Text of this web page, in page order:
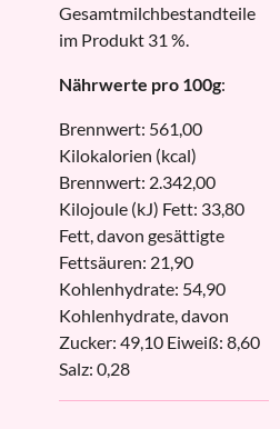
Gesamtmilchbestandteile
im Produkt 31 %.
Nährwerte pro 100g:
Brennwert: 561,00
Kilokalorien (kcal)
Brennwert: 2.342,00
Kilojoule (kJ) Fett: 33,80
Fett, davon gesättigte
Fettsäuren: 21,90
Kohlenhydrate: 54,90
Kohlenhydrate, davon
Zucker: 49,10 Eiweiß: 8,60
Salz: 0,28